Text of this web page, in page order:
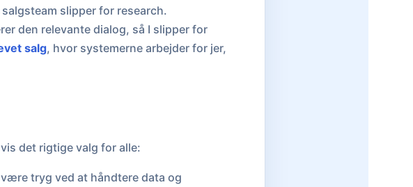
slipper for research.
den relevante dialog, så I slipper for
salg, hvor systemerne arbejder for jer,
det rigtige valg for alle:
tryg ved at håndtere data og